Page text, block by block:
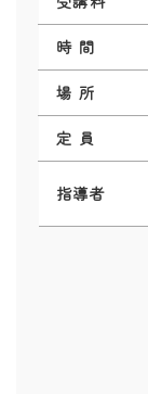
時 間
場 所
定 員
指導者